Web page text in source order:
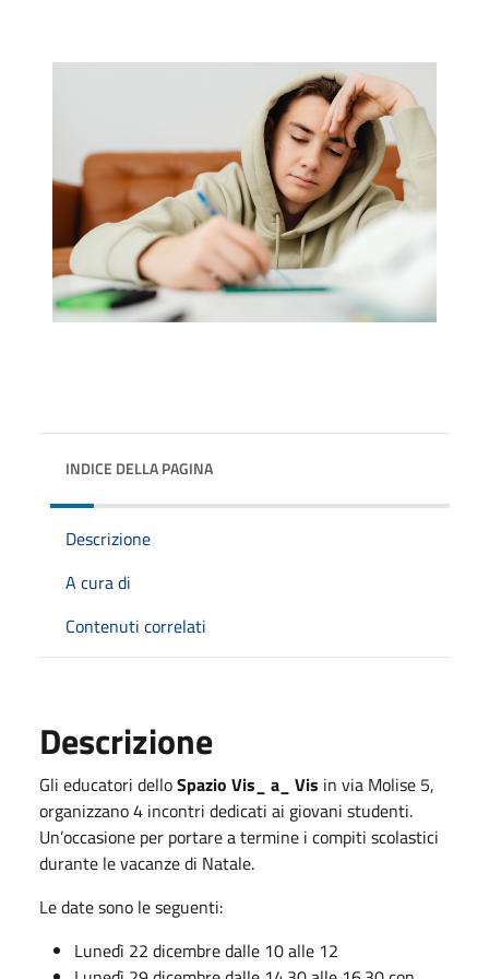
INDICE DELLA PAGINA
Descrizione
A cura di
Contenuti correlati
Descrizione
Gli educatori delloSpazio Vis_ a_ Vis in via Molise 5,
organizzano 4 incontri dedicati ai giovani studenti.
Un’occasione per portare a termine i compiti scolastici
durante le vacanze di Natale.
Le date sono le seguenti:
Lunedì 22 dicembre dalle 10 alle 12